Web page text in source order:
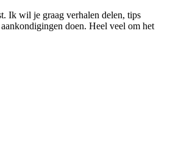
Ik wil je graag verhalen delen, tips
doen. Heel veel om het